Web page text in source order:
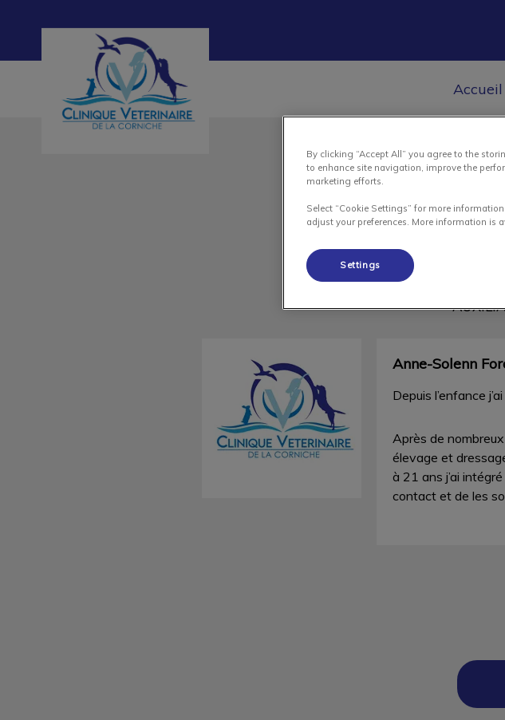
Page d'accueil de Clinique vétérinaire de la Corniche Accueil
Anne-
Anne-Solenn
Depuis l’enfance
Après de nombreux
élevage et
à 21 ans j’ai
contact et de les
By clicking “Accept All” you agree to the
to enhance site navigation, improve the
marketing efforts.
Select “Cookie Settings” for more
adjust your preferences. More information is
Settings